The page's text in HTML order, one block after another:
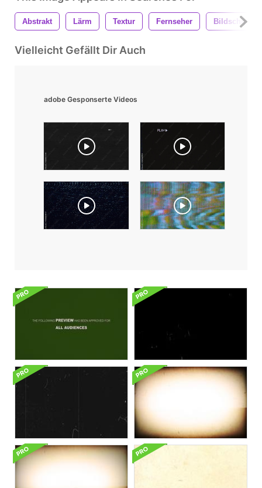
Abstrakt Lärm Textur Fernseher Bildschirm
Vielleicht Gefällt Dir Auch
adobe Gesponserte Videos